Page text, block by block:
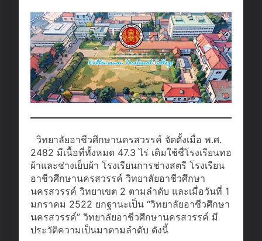
วิทยาลัยอาชีวศึกษานครสวรรค์ จัดตั้งเมื่อ พ.ศ.
2482 มีเนื้อที่ทั้งหมด 47.3 ไร่ เดิมใช้ชื่โรงเรียนทอ
ผ้าและช่างเย็บผ้า โรงเรียนการช่างสตรี โรงเรียน
อาชีวศึกษานครสวรรค์ วิทยาลัยอาชีวศึกษา
นครสวรรค์ วิทยาเขต 2 ตามลำดับ และเมื่อวันที่ 1
มกราคม 2522 ยกฐานะเป็น “วิทยาลัยอาชีวศึกษา
นครสวรรค์” วิทยาลัยอาชีวศึกษานครสวรรค์ มี
ประวัติความเป็นมาตามลำดับ ดังนี้